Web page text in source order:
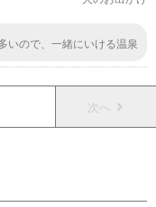
いので、一緒にいける温泉
よう！行ってみたいです。
次へ